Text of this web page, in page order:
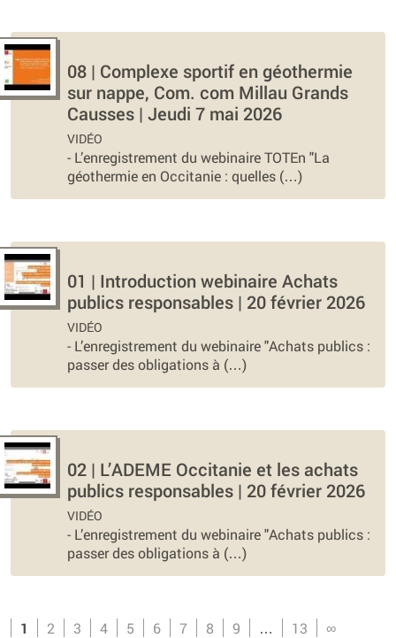
08 | Complexe sportif en géothermie
sur nappe, Com. com Millau Grands
Causses | Jeudi 7 mai 2026
VIDÉO
- L’enregistrement du webinaire TOTEn "La
géothermie en Occitanie : quelles (…)
01 | Introduction webinaire Achats
publics responsables | 20 février 2026
VIDÉO
- L’enregistrement du webinaire "Achats publics :
passer des obligations à (…)
02 | L’ADEME Occitanie et les achats
publics responsables | 20 février 2026
VIDÉO
- L’enregistrement du webinaire "Achats publics :
passer des obligations à (…)
1 2 3 4 5 6 7 8 9 … 13 ∞